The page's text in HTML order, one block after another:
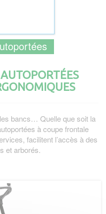
bancs… Quelle que soit la
à coupe frontale
facilitent l’accès à des
et arborés.